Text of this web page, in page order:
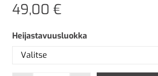
49,00 €
Heijastavuusluokka